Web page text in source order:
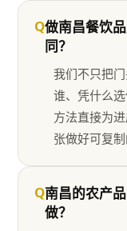
Q做南昌餐饮
同？
我们不只把
谁、凭什么
方法直接为
张做好可复制
Q南昌的农产
做？